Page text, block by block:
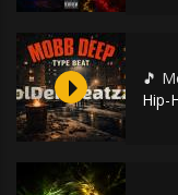
🎵
Hip-